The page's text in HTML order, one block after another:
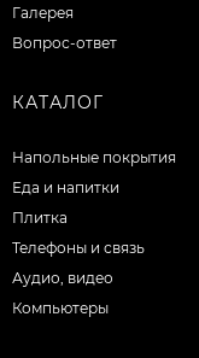
Галерея
Вопрос-ответ
КАТАЛОГ
Напольные покрытия
Еда и напитки
Плитка
Телефоны и связь
Аудио, видео
Компьютеры